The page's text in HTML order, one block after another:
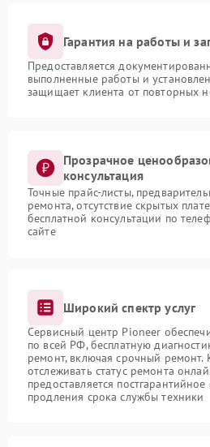
Гарантия на работы и
Предоставляется
выполненные работы и
защищает клиента от повторных
Прозрачное
консультация
Точные прайс-листы,
ремонта, отсутствие скрытых
бесплатной консультации по
сайте
Широкий спектр услуг
Сервисный центр Pioneer
по всей РФ, бесплатную
ремонт, включая срочный ремонт.
отслеживать статус ремонта
предоставляется
продления срока службы техники